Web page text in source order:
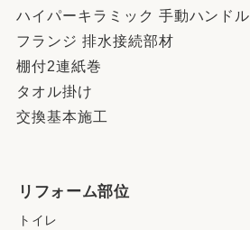
ハイパーキラミック 手動ハンドル
フランジ 排水接続部材
棚付2連紙巻
タオル掛け
交換基本施工
リフォーム部位
トイレ